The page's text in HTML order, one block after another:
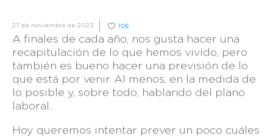
27 de noviembre de 2023 106
A finales de cada año, nos gusta hacer una
recapitulación de lo que hemos vivido, pero
también es bueno hacer una previsión de lo
que está por venir. Al menos, en la medida de
lo posible y, sobre todo, hablando del plano
laboral.
Hoy queremos intentar prever un poco cuáles